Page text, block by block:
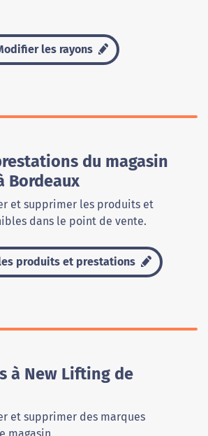
les rayons
du magasin
Bordeaux
et supprimer les produits et
dans le point de vente.
produits et prestations
à New Lifting de
et supprimer des marques